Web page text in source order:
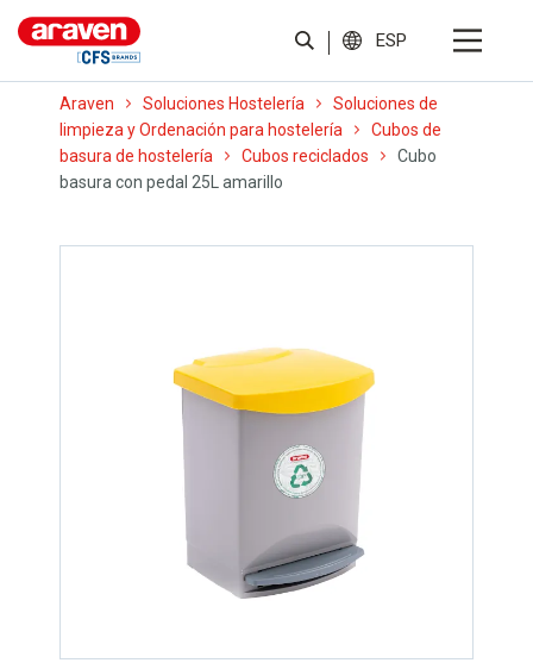
ESP
Araven Soluciones Hostelería
Soluciones de
limpieza y Ordenación para hostelería
Cubos de
basura de hostelería
Cubos reciclados
Cubo
basura con pedal 25L amarillo